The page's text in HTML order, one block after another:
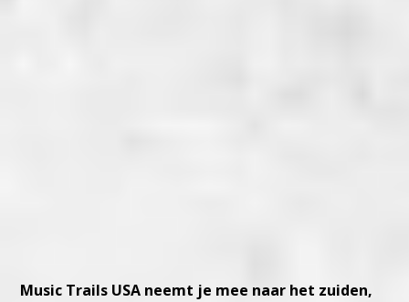
Music Trails USA neemt je mee naar het zuiden,